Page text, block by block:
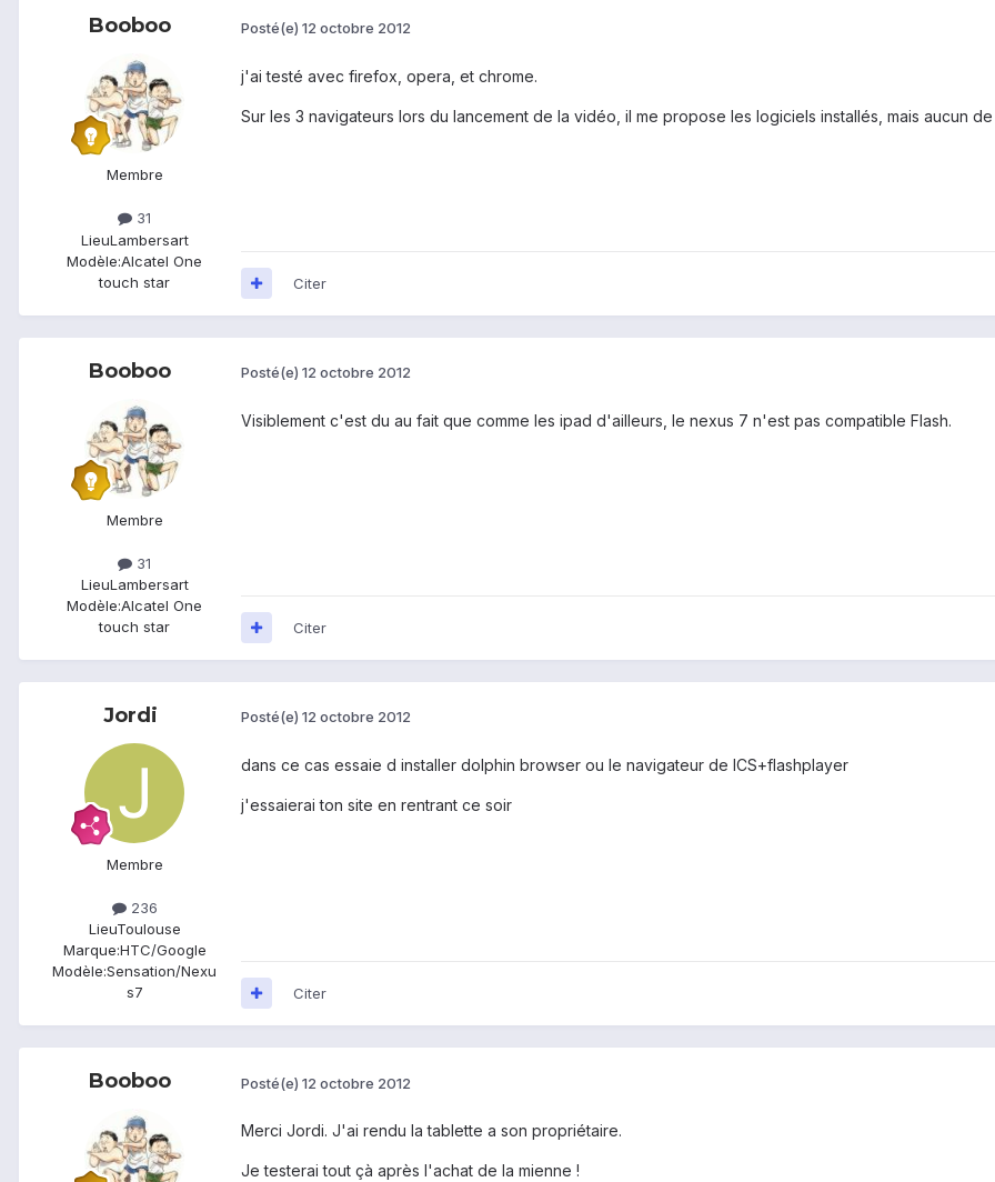
Booboo
Membre
31
LieuLambersart
Modèle:Alcatel One
touch star
Posté(e) 12 octobre 2012
j'ai testé avec firefox, opera, et chrome.
Sur les 3 navigateurs lors du lancement de la vidéo, il me propose les logiciels installés, mais aucun
Citer
Booboo
Membre
31
LieuLambersart
Modèle:Alcatel One
touch star
Posté(e) 12 octobre 2012
Visiblement c'est du au fait que comme les ipad d'ailleurs, le nexus 7 n'est pas compatible Flash.
Citer
Jordi
Membre
236
LieuToulouse
Marque:HTC/Google
Modèle:Sensation/Nexu
s7
Posté(e) 12 octobre 2012
dans ce cas essaie d installer dolphin browser ou le navigateur de ICS+flashplayer
j'essaierai ton site en rentrant ce soir
Citer
Booboo Posté(e) 12 octobre 2012
Merci Jordi. J'ai rendu la tablette a son propriétaire.
Je testerai tout çà après l'achat de la mienne !